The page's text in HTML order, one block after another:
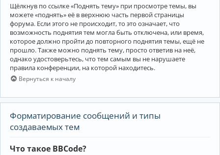
Щёлкнув по ссылке «Поднять тему» при просмотре темы, вы
можете «поднять» её в верхнюю часть первой страницы
форума. Если этого не происходит, то это означает, что
возможность поднятия тем могла быть отключена, или время,
которое должно пройти до повторного поднятия темы, ещё не
прошло. Также можно поднять тему, просто ответив на неё,
однако удостоверьтесь, что тем самым вы не нарушаете
правила конференции, на которой находитесь.
Вернуться к началу
Форматирование сообщений и типы
создаваемых тем
Что такое BBCode?